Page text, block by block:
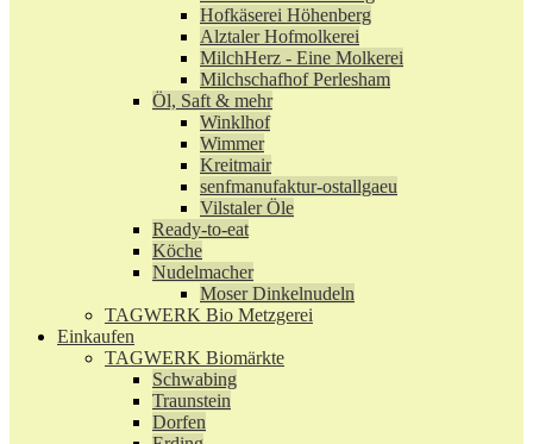
Hofkäserei Höhenberg
Alztaler Hofmolkerei
MilchHerz - Eine Molkerei
Milchschafhof Perlesham
Öl, Saft & mehr
Winklhof
Wimmer
Kreitmair
senfmanufaktur-ostallgaeu
Vilstaler Öle
Ready-to-eat
Köche
Nudelmacher
Moser Dinkelnudeln
TAGWERK Bio Metzgerei
Einkaufen
TAGWERK Biomärkte
Schwabing
Traunstein
Dorfen